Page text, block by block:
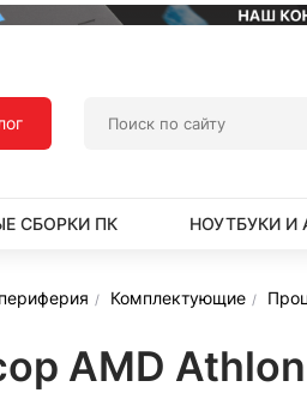
СБОРКИ ПК НОУТБУКИ И
Комплектующие
AMD